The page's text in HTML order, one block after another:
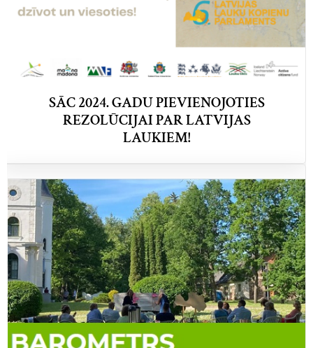
SĀC 2024. GADU PIEVIENOJOTIES
REZOLŪCIJAI PAR LATVIJAS
LAUKIEM!